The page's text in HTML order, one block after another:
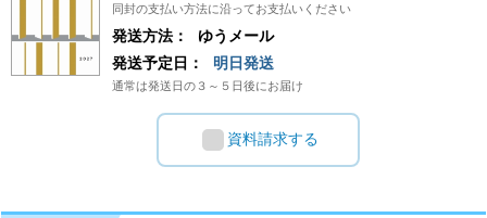
同封の支払い方法に沿ってお支払いください
発送方法：
ゆうメール
発送予定日：
明日発送
通常は発送日の３～５日後にお届け
資料請求する